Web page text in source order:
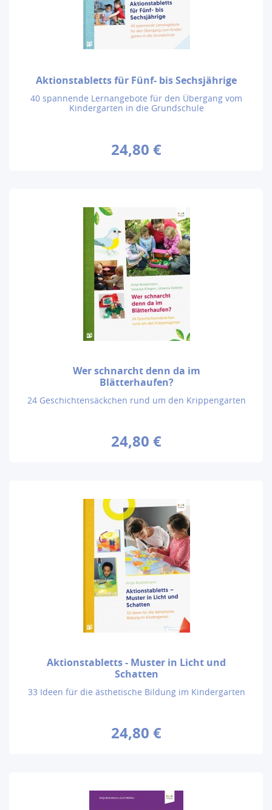
Aktionstabletts für Fünf- bis Sechsjährige
40 spannende Lernangebote für den Übergang vom
Kindergarten in die Grundschule
24,80 €
Wer schnarcht denn da im
Blätterhaufen?
24 Geschichtensäckchen rund um den Krippengarten
24,80 €
Aktionstabletts - Muster in Licht und
Schatten
33 Ideen für die ästhetische Bildung im Kindergarten
24,80 €